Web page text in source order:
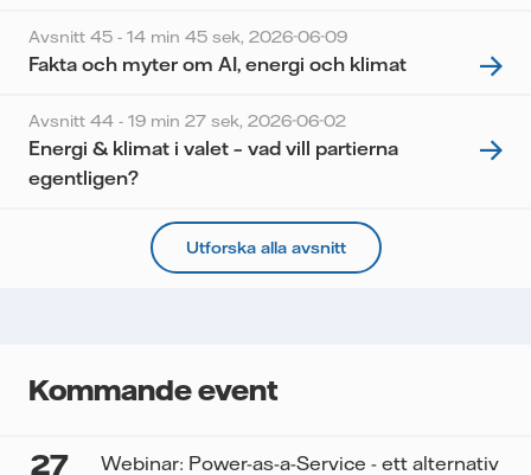
Avsnitt 45 - 14 min 45 sek, 2026-06-09
Fakta och myter om AI, energi och klimat
Avsnitt 44 - 19 min 27 sek, 2026-06-02
Energi & klimat i valet – vad vill partierna
egentligen?
Utforska alla avsnitt
Kommande event
27 Webinar: Power-as-a-Service - ett alternativ